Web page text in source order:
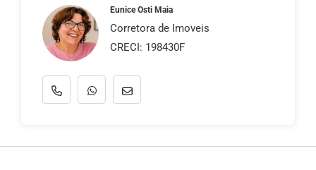
Eunice Osti Maia
Corretora de Imoveis
CRECI: 198430F